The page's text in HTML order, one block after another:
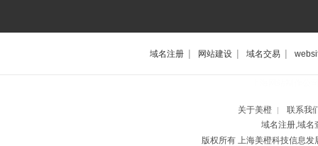
域名注册 | 网站建设 | 域名交易 |
关于美橙 |
联系我
域名注册,域名
版权所有 上海美橙科技信息